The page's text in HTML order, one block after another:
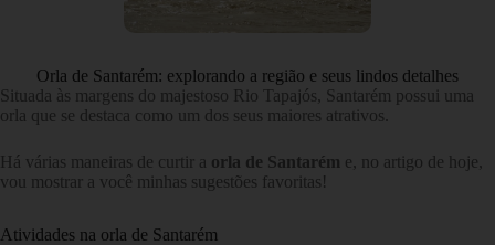
Orla de Santarém: explorando a região e seus lindos detalhes
Situada às margens do majestoso Rio Tapajós, Santarém possui uma
orla que se destaca como um dos seus maiores atrativos.
Há várias maneiras de curtir a orla de Santarém e, no artigo de hoje,
vou mostrar a você minhas sugestões favoritas!
Atividades na orla de Santarém